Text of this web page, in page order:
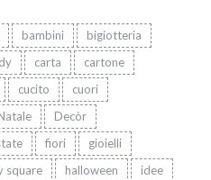
bambini
bigiotteria
carta
cartone
cucito
cuori
Decòr
fiori
gioielli
square halloween
idee